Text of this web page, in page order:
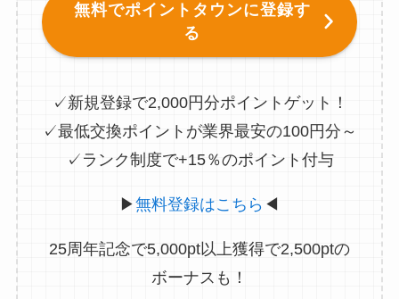
無料でポイントタウンに登録す
る
✓新規登録で2,000円分ポイントゲット！
✓最低交換ポイントが業界最安の100円分～
✓ランク制度で+15％のポイント付与
▶無料登録はこちら ◀
25周年記念で5,000pt以上獲得で2,500ptの
ボーナスも！